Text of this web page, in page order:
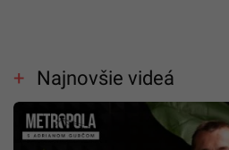
Najnovšie videá